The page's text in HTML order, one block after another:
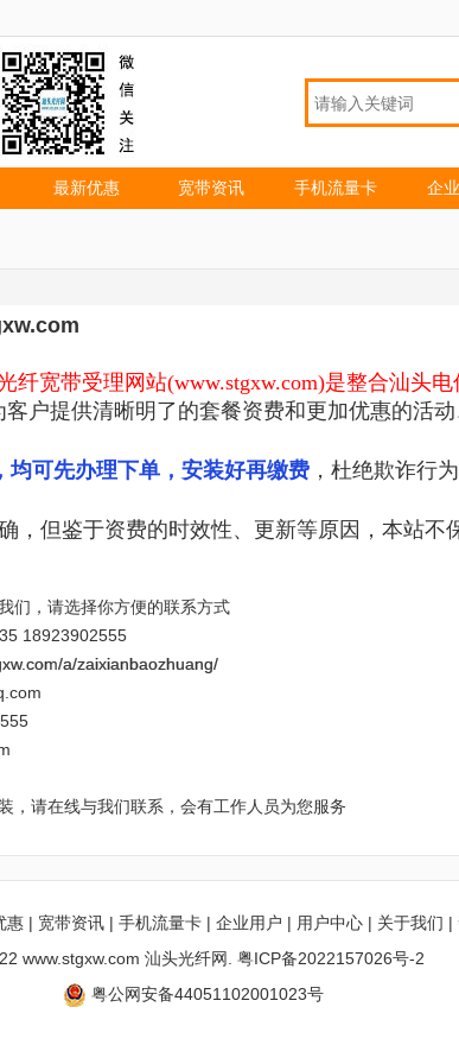
最新优惠 宽带资讯 手机流量卡 企
纤宽带受理网站(www.stgxw.com)是整合汕头
客户提供清晰明了的套餐资费和更加优惠的活
均可先办理下单，安装好再缴费 ， 杜绝欺诈行
，但鉴于资费的时效性、更新等原因，本站
们，请选择你方便的联系方式
18923902555
a/zaixianbaozhuang/
，请在线与我们联系，会有工作人员为您服务
惠 | 宽带资讯 | 手机流量卡 | 企业用户 | 用户中心 | 关于我们 |
www.stgxw.com 汕头光纤网. 粤ICP备2022157026号-2
粤公网安备44051102001023号